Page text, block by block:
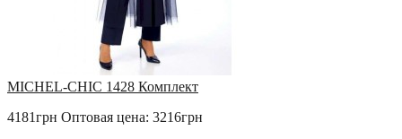
MICHEL-CHIC 1428 Комплект
4181грн Оптовая цена: 3216грн